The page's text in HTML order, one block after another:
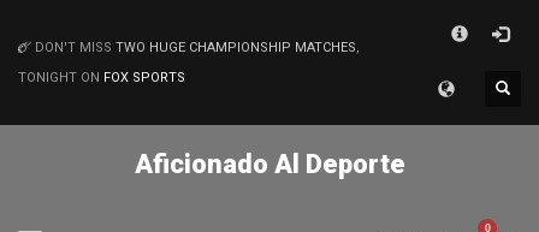
MATCHES
DON'T MISS TWO HUGE CHAMPIONSHIP MATCHES,
TONIGHT ON FOX SPORTS
Aficionado Al Deporte